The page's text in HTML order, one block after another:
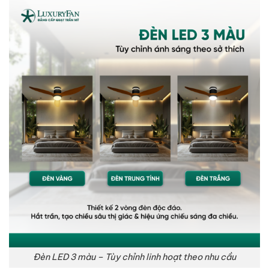
Đèn LED 3 màu – Tùy chỉnh linh hoạt theo nhu cầu